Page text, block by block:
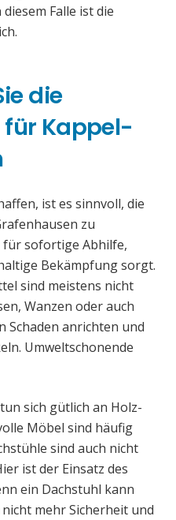
Falle ist die
die
Kappel-
ist es sinnvoll, die
zu
sofortige Abhilfe,
Bekämpfung sorgt.
sind meistens nicht
Wanzen oder auch
Schaden anrichten und
Umweltschonende
sich gütlich an Holz-
Möbel sind häufig
sind auch nicht
ist der Einsatz des
ein Dachstuhl kann
mehr Sicherheit und